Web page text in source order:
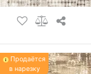
Продаётся
в нарезку